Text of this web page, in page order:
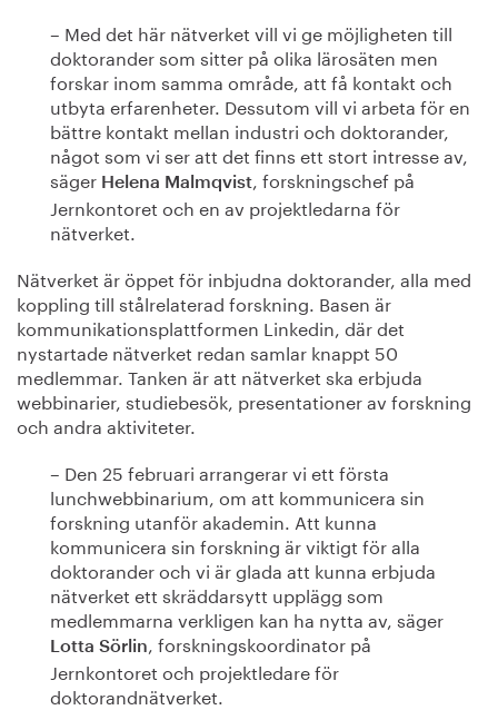
– Med det här nätverket vill vi ge möjligheten till
doktorander som sitter på olika lärosäten men
forskar inom samma område, att få kontakt och
utbyta erfarenheter. Dessutom vill vi arbeta för en
bättre kontakt mellan industri och doktorander,
något som vi ser att det finns ett stort intresse av,
säger Helena Malmqvist, forskningschef på
Jernkontoret och en av projektledarna för
nätverket.
Nätverket är öppet för inbjudna doktorander, alla med
koppling till stålrelaterad forskning. Basen är
kommunikationsplattformen Linkedin, där det
nystartade nätverket redan samlar knappt 50
medlemmar. Tanken är att nätverket ska erbjuda
webbinarier, studiebesök, presentationer av forskning
och andra aktiviteter.
– Den 25 februari arrangerar vi ett första
lunchwebbinarium, om att kommunicera sin
forskning utanför akademin. Att kunna
kommunicera sin forskning är viktigt för alla
doktorander och vi är glada att kunna erbjuda
nätverket ett skräddarsytt upplägg som
medlemmarna verkligen kan ha nytta av, säger
Lotta Sörlin, forskningskoordinator på
Jernkontoret och projektledare för
doktorandnätverket.